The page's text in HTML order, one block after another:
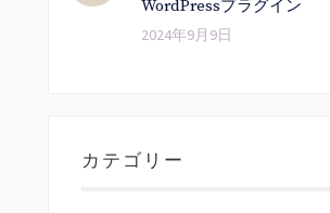
WordPressプラグイン
2024年9月9日
カテゴリー